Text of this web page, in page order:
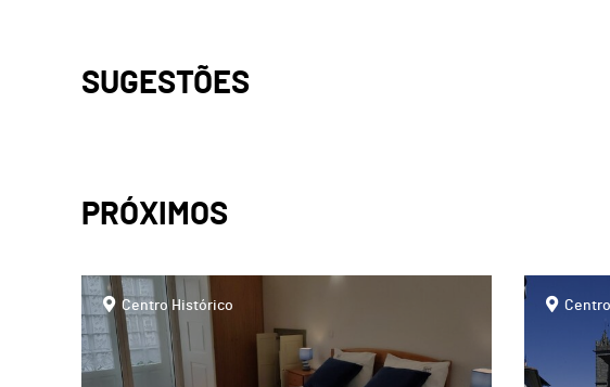
SUGESTÕES
PRÓXIMOS
pageCentro Histórico page